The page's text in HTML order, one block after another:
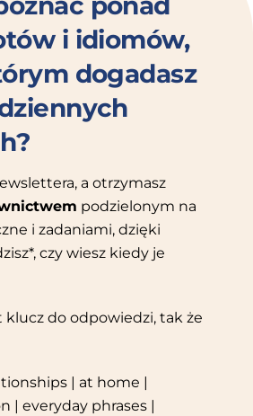
i idiomów,
dogadasz
a otrzymasz
podzielonym na
i zadaniami, dzięki
czy wiesz kiedy je
do odpowiedzi, tak że
| at home |
| everyday phrases |